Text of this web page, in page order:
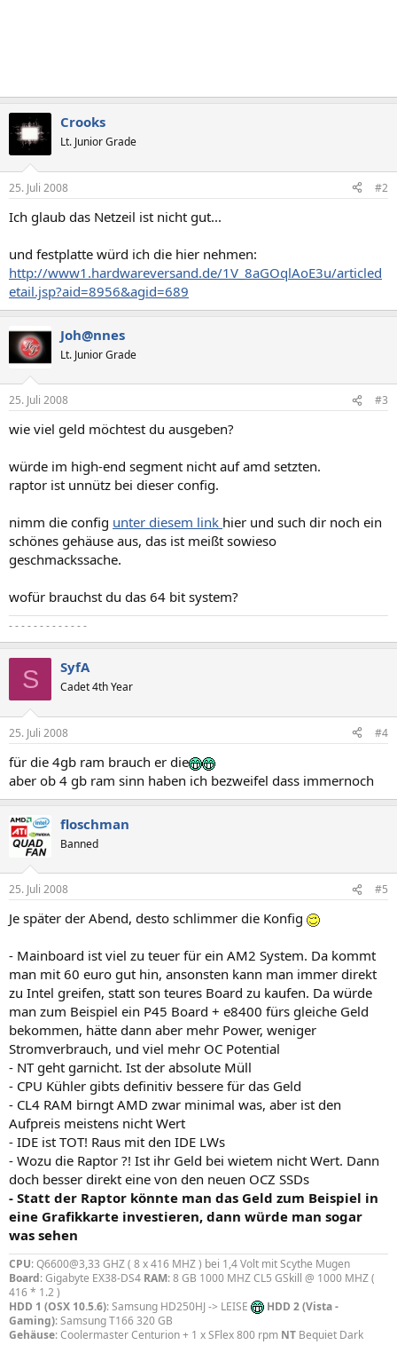
Crooks
Lt. Junior Grade
25. Juli 2008 #2
Ich glaub das Netzeil ist nicht gut...
und festplatte würd ich die hier nehmen:
http://www1.hardwareversand.de/1V_8aGOqlAoE3u/articled
etail.jsp?aid=8956&agid=689
Joh@nnes
Lt. Junior Grade
25. Juli 2008 #3
wie viel geld möchtest du ausgeben?
würde im high-end segment nicht auf amd setzten.
raptor ist unnütz bei dieser config.
nimm die config unter diesem link hier und such dir noch ein
schönes gehäuse aus, das ist meißt sowieso
geschmackssache.
wofür brauchst du das 64 bit system?
- - - - - - - - - - - - -
S SyfA
Cadet 4th Year
25. Juli 2008 #4
für die 4gb ram brauch er die
aber ob 4 gb ram sinn haben ich bezweifel dass immernoch
floschman
Banned
25. Juli 2008 #5
Je später der Abend, desto schlimmer die Konfig
- Mainboard ist viel zu teuer für ein AM2 System. Da kommt
man mit 60 euro gut hin, ansonsten kann man immer direkt
zu Intel greifen, statt son teures Board zu kaufen. Da würde
man zum Beispiel ein P45 Board + e8400 fürs gleiche Geld
bekommen, hätte dann aber mehr Power, weniger
Stromverbrauch, und viel mehr OC Potential
- NT geht garnicht. Ist der absolute Müll
- CPU Kühler gibts definitiv bessere für das Geld
- CL4 RAM birngt AMD zwar minimal was, aber ist den
Aufpreis meistens nicht Wert
- IDE ist TOT! Raus mit den IDE LWs
- Wozu die Raptor ?! Ist ihr Geld bei wietem nicht Wert. Dann
doch besser direkt eine von den neuen OCZ SSDs
- Statt der Raptor könnte man das Geld zum Beispiel in
eine Grafikkarte investieren, dann würde man sogar
was sehen
CPU: Q6600@3,33 GHZ ( 8 x 416 MHZ ) bei 1,4 Volt mit Scythe Mugen
Board: Gigabyte EX38-DS4 RAM: 8 GB 1000 MHZ CL5 GSkill @ 1000 MHZ (
416 * 1.2 )
HDD 1 (OSX 10.5.6): Samsung HD250HJ -> LEISE
HDD 2 (Vista -
Gaming): Samsung T166 320 GB
Gehäuse: Coolermaster Centurion + 1 x SFlex 800 rpm NT Bequiet Dark